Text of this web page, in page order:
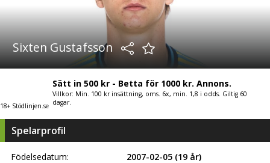
Sixten Gustafsson
18+ Stödlinjen.se
Sätt in 500 kr - Betta för 1000 kr. Annons.
Villkor: Min. 100 kr insättning, oms. 6x, min. 1,8 i odds. Giltig 60
dagar.
Spelarprofil
Födelsedatum: 2007-02-05 (19 år)